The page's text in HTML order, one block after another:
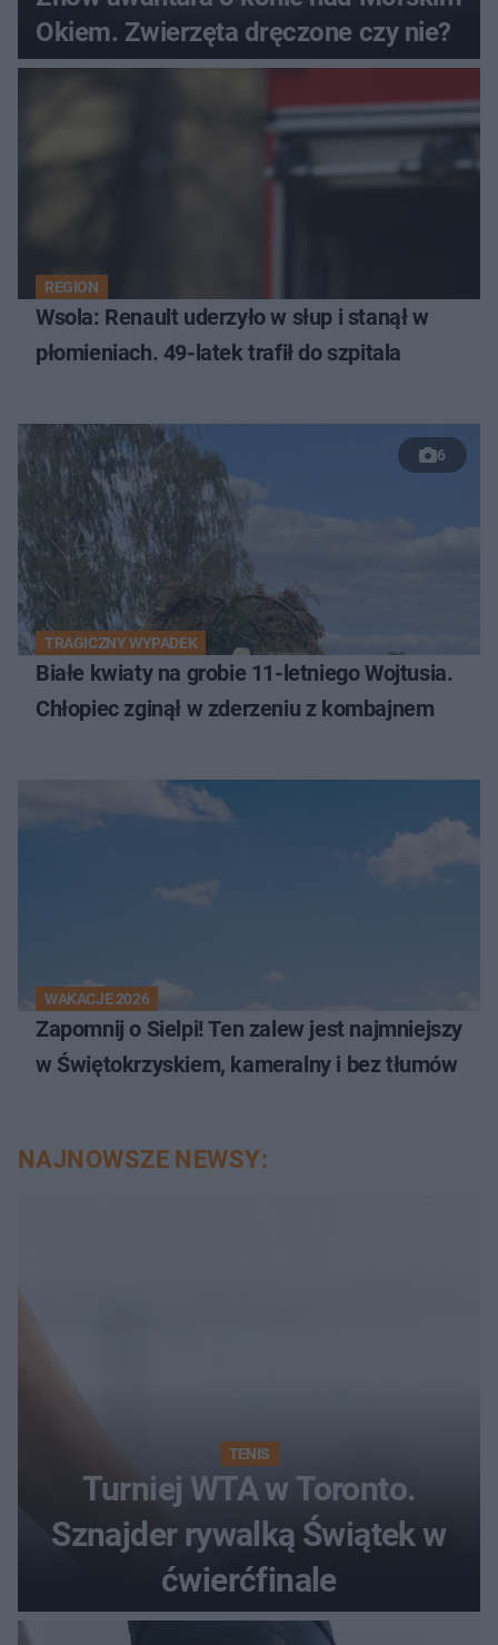
Okiem. Zwierzęta dręczone czy nie?
REGION
Wsola: Renault uderzyło w słup i stanął w
płomieniach. 49-latek trafił do szpitala
6
TRAGICZNY WYPADEK
Białe kwiaty na grobie 11-letniego Wojtusia.
Chłopiec zginął w zderzeniu z kombajnem
WAKACJE 2026
Zapomnij o Sielpi! Ten zalew jest najmniejszy
w Świętokrzyskiem, kameralny i bez tłumów
NAJNOWSZE NEWSY:
TENIS
Turniej WTA w Toronto.
Sznajder rywalką Świątek w
ćwierćfinale